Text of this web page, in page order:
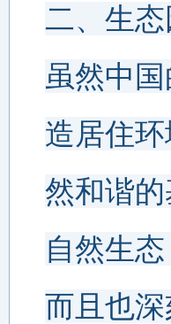
二、生
虽然中
造居住
然和谐
自然生
而且也